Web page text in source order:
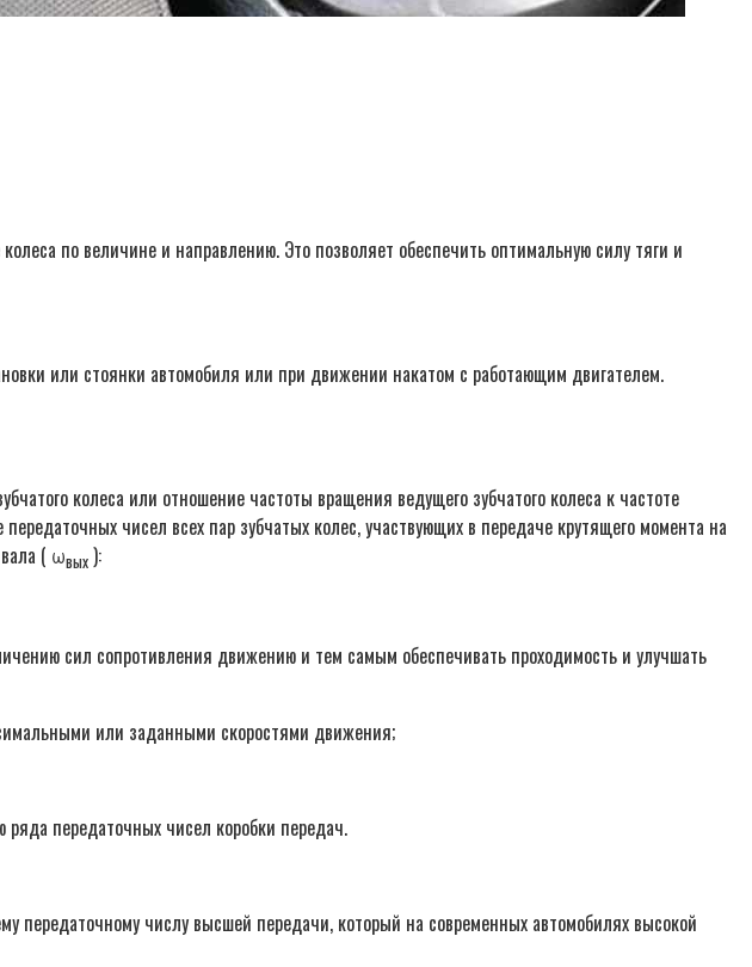
по величине и направлению. Это позволяет обеспечить оптимальную силу тяги и
или стоянки автомобиля или при движении накатом с работающим двигателем.
колеса или отношение частоты вращения ведущего зубчатого колеса к частоте
чисел всех пар зубчатых колес, участвующих в передаче крутящего момента на
( ωвых ):
сил сопротивления движению и тем самым обеспечивать проходимость и улучшать
или заданными скоростями движения;
передаточных чисел коробки передач.
передаточному числу высшей передачи, который на современных автомобилях высокой